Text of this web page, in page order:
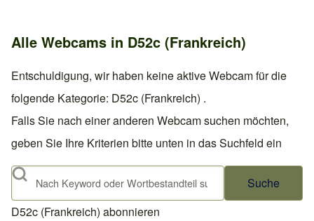
Alle Webcams in D52c (Frankreich)
Entschuldigung, wir haben keine aktive Webcam für die
folgende Kategorie: D52c (Frankreich) .
Falls Sie nach einer anderen Webcam suchen möchten,
geben Sie Ihre Kriterien bitte unten in das Suchfeld ein
Suche
D52c (Frankreich) abonnieren